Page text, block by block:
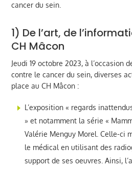
cancer du sein.
1) De l’art, de
CH Mâcon
Jeudi 19 octobre 2023, à l’occasion
contre le cancer du sein, diverses
place au CH Mâcon :
L’exposition « regards
» et notamment la série «
Valérie Menguy Morel. Celle-ci
le médical en utilisant des
support de ses oeuvres. Ainsi,